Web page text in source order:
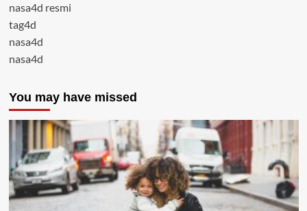
nasa4d resmi
tag4d
nasa4d
nasa4d
You may have missed